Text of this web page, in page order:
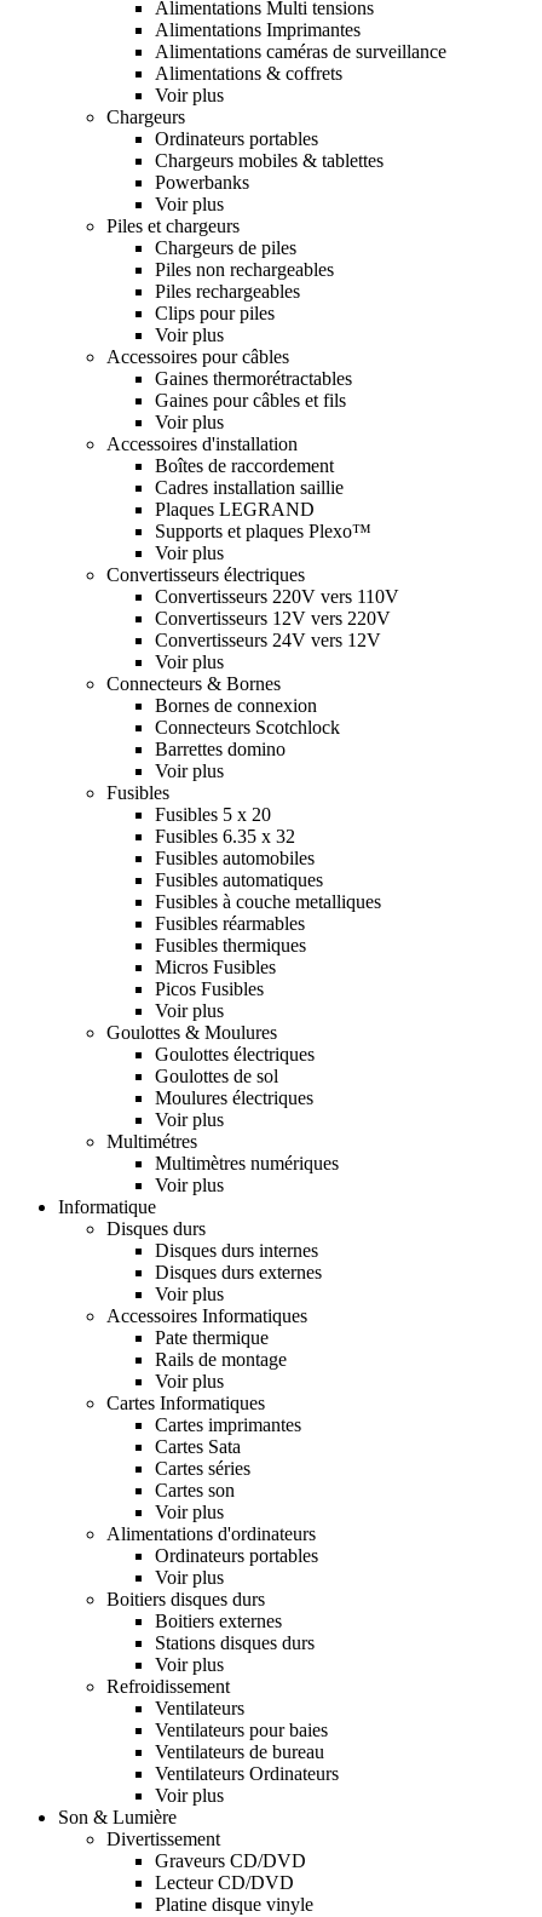
Alimentations Multi tensions
Alimentations Imprimantes
Alimentations caméras de surveillance
Alimentations & coffrets
Voir plus
Chargeurs
Ordinateurs portables
Chargeurs mobiles & tablettes
Powerbanks
Voir plus
Piles et chargeurs
Chargeurs de piles
Piles non rechargeables
Piles rechargeables
Clips pour piles
Voir plus
Accessoires pour câbles
Gaines thermorétractables
Gaines pour câbles et fils
Voir plus
Accessoires d'installation
Boîtes de raccordement
Cadres installation saillie
Plaques LEGRAND
Supports et plaques Plexo™
Voir plus
Convertisseurs électriques
Convertisseurs 220V vers 110V
Convertisseurs 12V vers 220V
Convertisseurs 24V vers 12V
Voir plus
Connecteurs & Bornes
Bornes de connexion
Connecteurs Scotchlock
Barrettes domino
Voir plus
Fusibles
Fusibles 5 x 20
Fusibles 6.35 x 32
Fusibles automobiles
Fusibles automatiques
Fusibles à couche metalliques
Fusibles réarmables
Fusibles thermiques
Micros Fusibles
Picos Fusibles
Voir plus
Goulottes & Moulures
Goulottes électriques
Goulottes de sol
Moulures électriques
Voir plus
Multimétres
Multimètres numériques
Voir plus
Informatique
Disques durs
Disques durs internes
Disques durs externes
Voir plus
Accessoires Informatiques
Pate thermique
Rails de montage
Voir plus
Cartes Informatiques
Cartes imprimantes
Cartes Sata
Cartes séries
Cartes son
Voir plus
Alimentations d'ordinateurs
Ordinateurs portables
Voir plus
Boitiers disques durs
Boitiers externes
Stations disques durs
Voir plus
Refroidissement
Ventilateurs
Ventilateurs pour baies
Ventilateurs de bureau
Ventilateurs Ordinateurs
Voir plus
Son & Lumière
Divertissement
Graveurs CD/DVD
Lecteur CD/DVD
Platine disque vinyle